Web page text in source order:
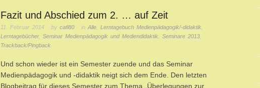
Fazit und Abschied zum 2. … auf Zeit
11. Februar 2014 · by cafi80 · in Alle Lerntagebuch Medienpädagogik/-didaktik
Lerntagebücher, Seminar Medienpädagogik und Mediendidaktik Seminare 2013
Trackback/Pingback
Und schon wieder ist ein Semester zuende und das Seminar
Medienpädagogik und -didaktik neigt sich dem Ende. Den letzten
Blogbeitrag für dieses Semester zum Thema „Überlegungen zur